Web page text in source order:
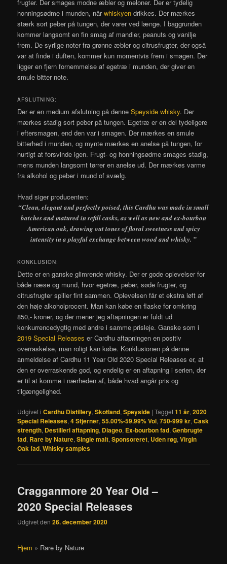
frugter. Der smages modne æbler og meloner. Der er tydelig
honningsødme i munden, nårwhiskyen drikkes. Der mærkes
stærk sort peber på tungen, der varer ved længe. I baggrunden
kommer langsomt en fin smag af mandler, peanuts og vanilje
frem. De syrlige noter fra grønne æbler og citrusfrugter, der også
var at finde i duften, kommer kun momentvis frem i smagen. Der
ligger en fjern fornemmelse af egetræ i munden, der giver en
smule bitter note.
AFSLUTNING:
Der er en medium afslutning på denneSpeyside whisky. Der
mærkes stadig sort peber på tungen. Egetræ er en del tydeligere
i eftersmagen, end den var i smagen. Der mærkes en smule
bitterhed i munden, og mynte mærkes en anelse på tungen, for
hurtigt at forsvinde igen. Frugt- og honningsødme smages stadig,
mens munden langsomt tørrer en anelse ud. Der mærkes varme
fra alkohol og peber i mund of svælg.
Hvad siger producenten:
“Clean, elegant and perfectly poised, this Cardhu was made in small
batches and matured in refill casks, as well as new and ex-bourbon
American oak, drawing out tones of floral sweetness and spicy
intensity in a playful exchange between wood and whisky. ”
KONKLUSION:
Dette er en ganske glimrende whisky. Der er gode oplevelser for
både næse og mund, hvor egetræ, peber, søde frugter, og
citrusfrugter spiller fint sammen. Oplevelsen får et ekstra løft af
den høje alkoholprocent. Man kan købe en flaske for omkring
850,- kroner, og der mener jeg aftapningen er fuldt ud
konkurrencedygtig med andre i samme prisleje. Ganske som i
2019 Special Releases er Cardhu aftapningen en positiv
overraskelse, man roligt kan købe. Konklusionen på denne
anmeldelse af Cardhu 11 Year Old 2020 Special Releases er, at
den er overraskende god, og endelig er en aftapning i serien, der
er til at komme i nærheden af, både hvad angår pris og
tilgængelighed.
Udgivet i Cardhu Distillery,Skotland,Speyside |Tagget11 år,2020
Special Releases,4 Stjerner,55.00%-59.99% Vol,750-999 kr,Cask
strength, Destilleri aftapning, Diageo, Ex-bourbon fad,Genbrugte
fad, Rare by Nature,Single malt,Sponsoreret, Uden røg,Virgin
Oak fad,Whisky samples
Cragganmore 20 Year Old –
2020 Special Releases
Udgivet den26. december 2020
Hjem » Rare by Nature